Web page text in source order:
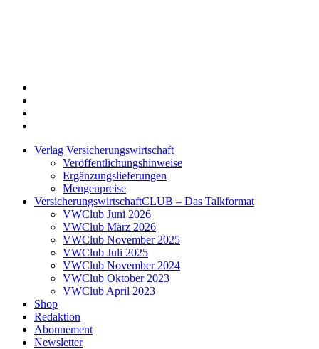
Verlag Versicherungswirtschaft
Veröffentlichungshinweise
Ergänzungslieferungen
Mengenpreise
VersicherungswirtschaftCLUB – Das Talkformat
VWClub Juni 2026
VWClub März 2026
VWClub November 2025
VWClub Juli 2025
VWClub November 2024
VWClub Oktober 2023
VWClub April 2023
Shop
Redaktion
Abonnement
Newsletter